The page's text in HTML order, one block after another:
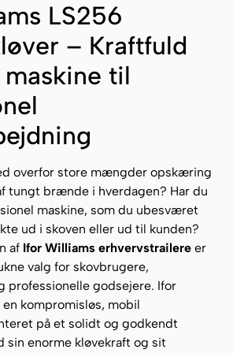
LS256
– Kraftfuld
til
overfor store mængder opskæring
tungt brænde i hverdagen? Har du
maskine, som du ubesværet
ud i skoven eller ud til kunden?
af Ifor Williams erhvervstrailere er
valg for skovbrugere,
professionelle godsejere. Ifor
kompromisløs, mobil
på et solidt og godkendt
sin enorme kløvekraft og sit